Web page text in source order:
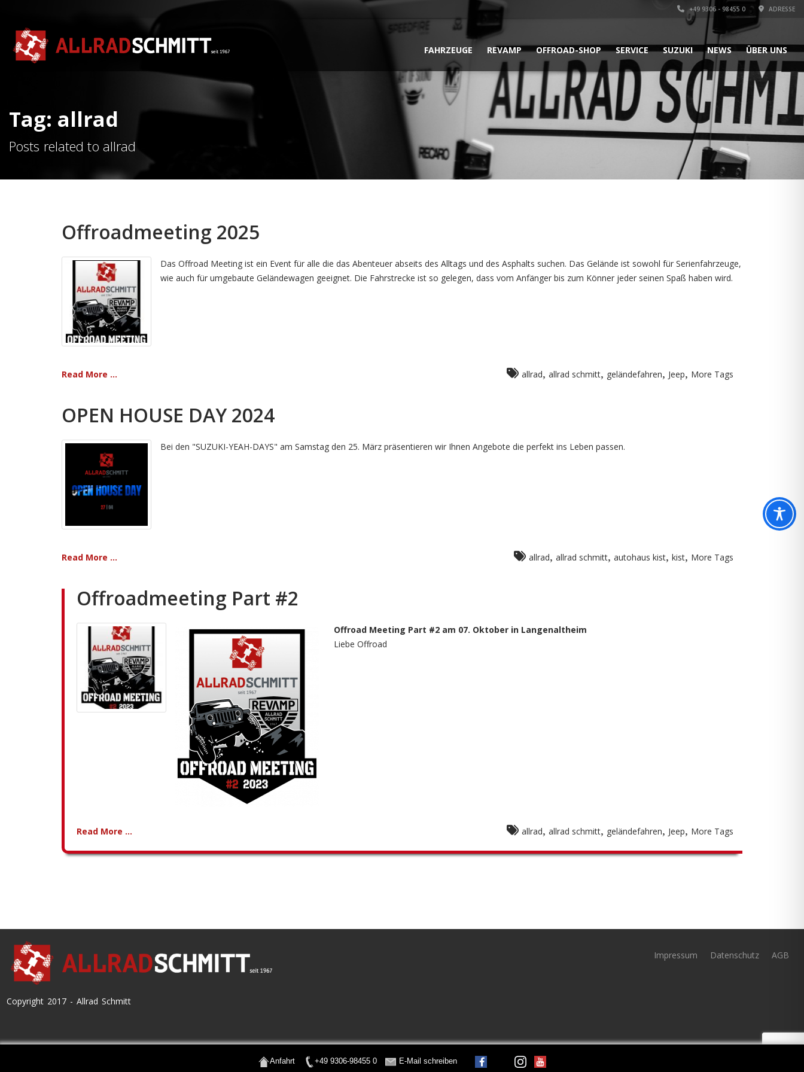
+49 9306 - 98455 0 ADRESSE
FAHRZEUGE REVAMP OFFROAD-SHOP SERVICE SUZUKI NEWS ÜBER UNS
Tag: allrad
Posts related to allrad
Offroadmeeting 2025
Das Offroad Meeting ist ein Event für alle die das Abenteuer abseits des Alltags und des Asphalts suchen. Das Gelände ist sowohl für Serienfahrzeuge,
wie auch für umgebaute Geländewagen geeignet. Die Fahrstrecke ist so gelegen, dass vom Anfänger bis zum Könner jeder seinen Spaß haben wird.
Read More ... allrad allrad schmitt, geländefahren Jeep More Tags
OPEN HOUSE DAY 2024
Bei den "SUZUKI-YEAH-DAYS" am Samstag den 25. März präsentieren wir Ihnen Angebote die perfekt ins Leben passen.
Read More ... allrad allrad schmitt, autohaus kist, kist, More Tags
Offroadmeeting Part #2
Offroad Meeting Part #2 am 07. Oktober in Langenaltheim
Liebe Offroad
Read More ... allrad allrad schmitt, geländefahren Jeep More Tags
Copyright 2017 - Allrad Schmitt
Impressum Datenschutz AGB
Anfahrt +49 9306-98455 0 E-Mail schreiben